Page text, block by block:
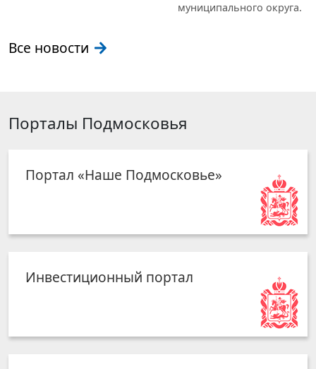
муниципального округа.
Все новости
Порталы Подмосковья
Портал «Наше Подмосковье»
Инвестиционный портал